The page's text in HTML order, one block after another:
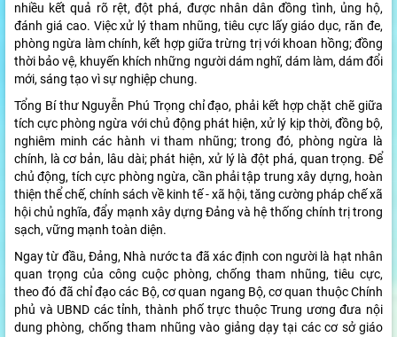
nhiều kết quả rõ rệt, đột phá, được nhân dân đồng tình, ủng hộ,
đánh giá cao. Việc xử lý tham nhũng, tiêu cực lấy giáo dục, răn đe,
phòng ngừa làm chính, kết hợp giữa trừng trị với khoan hồng; đồng
thời bảo vệ, khuyến khích những người dám nghĩ, dám làm, dám đổi
mới, sáng tạo vì sự nghiệp chung.
Tổng Bí thư Nguyễn Phú Trọng chỉ đạo, phải kết hợp chặt chẽ giữa
tích cực phòng ngừa với chủ động phát hiện, xử lý kịp thời, đồng bộ,
nghiêm minh các hành vi tham nhũng; trong đó, phòng ngừa là
chính, là cơ bản, lâu dài; phát hiện, xử lý là đột phá, quan trọng. Để
chủ động, tích cực phòng ngừa, cần phải tập trung xây dựng, hoàn
thiện thể chế, chính sách về kinh tế - xã hội, tăng cường pháp chế xã
hội chủ nghĩa, đẩy mạnh xây dựng Đảng và hệ thống chính trị trong
sạch, vững mạnh toàn diện.
Ngay từ đầu, Đảng, Nhà nước ta đã xác định con người là hạt nhân
quan trọng của công cuộc phòng, chống tham nhũng, tiêu cực,
theo đó đã chỉ đạo các Bộ, cơ quan ngang Bộ, cơ quan thuộc Chính
phủ và UBND các tỉnh, thành phố trực thuộc Trung ương đưa nội
dung phòng, chống tham nhũng vào giảng dạy tại các cơ sở giáo